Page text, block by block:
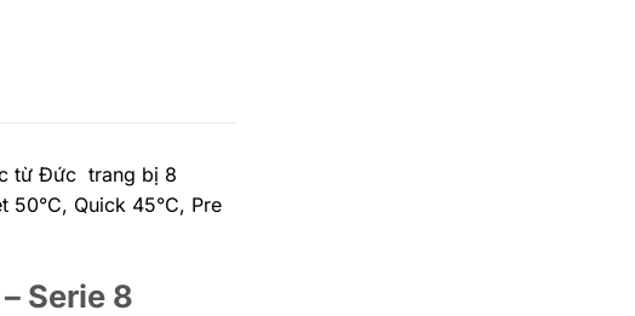
từ Đức trang bị 8
50°C, Quick 45°C, Pre
Serie 8